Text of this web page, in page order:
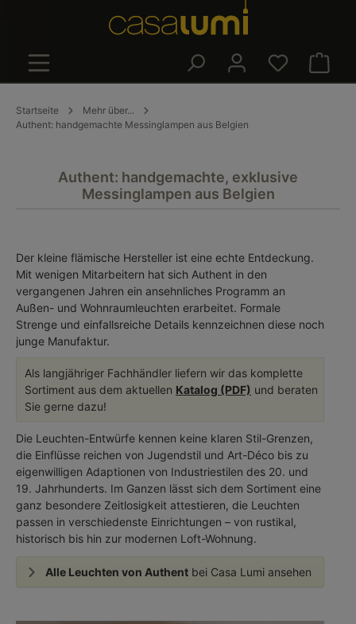
Startseite
Mehr über...
Authent: handgemachte Messinglampen aus Belgien
Authent: handgemachte, exklusive
Messinglampen aus Belgien
Der kleine flämische Hersteller ist eine echte Entdeckung.
Mit wenigen Mitarbeitern hat sich Authent in den
vergangenen Jahren ein ansehnliches Programm an
Außen- und Wohnraumleuchten erarbeitet. Formale
Strenge und einfallsreiche Details kennzeichnen diese noch
junge Manufaktur.
Als langjähriger Fachhändler liefern wir das komplette
Sortiment aus dem aktuellen Katalog (PDF) und beraten
Sie gerne dazu!
Die Leuchten-Entwürfe kennen keine klaren Stil-Grenzen,
die Einflüsse reichen von Jugendstil und Art-Déco bis zu
eigenwilligen Adaptionen von Industriestilen des 20. und
19. Jahrhunderts. Im Ganzen lässt sich dem Sortiment eine
ganz besondere Zeitlosigkeit attestieren, die Leuchten
passen in verschiedenste Einrichtungen – von rustikal,
historisch bis hin zur modernen Loft-Wohnung.
Alle Leuchten von Authent bei Casa Lumi ansehen